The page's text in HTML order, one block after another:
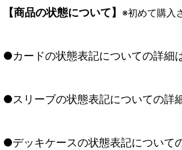
【商品の状態について】 ※初めて購入
●カードの状態表記についての詳細
●スリーブの状態表記についての詳
●デッキケースの状態表記について